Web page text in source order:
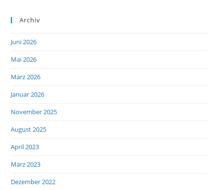
Archiv
Juni 2026
Mai 2026
März 2026
Januar 2026
November 2025
August 2025
April 2023
März 2023
Dezember 2022